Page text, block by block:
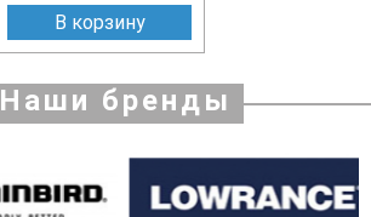
В корзину
Наши бренды